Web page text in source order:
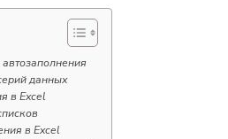
данных
в Excel
в Excel